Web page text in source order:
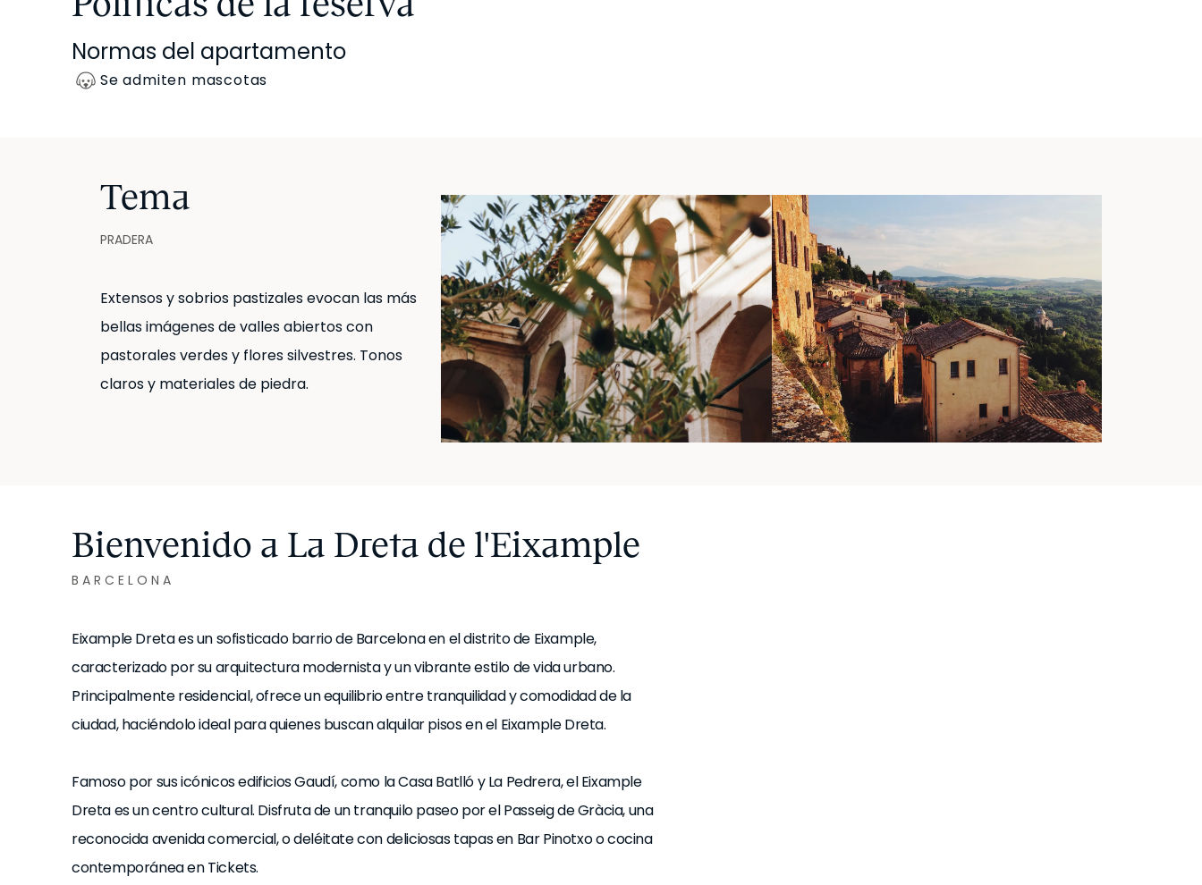
Normas del apartamento
Se admiten mascotas
Tema
PRADERA
Extensos y sobrios pastizales evocan las más
bellas imágenes de valles abiertos con
pastorales verdes y flores silvestres. Tonos
claros y materiales de piedra.
Bienvenido a La Dreta de l'Eixample
BARCELONA
Eixample Dreta es un sofisticado barrio de Barcelona en el distrito de Eixample,
caracterizado por su arquitectura modernista y un vibrante estilo de vida urbano.
Principalmente residencial, ofrece un equilibrio entre tranquilidad y comodidad de la
ciudad, haciéndolo ideal para quienes buscan alquilar pisos en el Eixample Dreta.
Famoso por sus icónicos edificios Gaudí, como la Casa Batlló y La Pedrera, el Eixample
Dreta es un centro cultural. Disfruta de un tranquilo paseo por el Passeig de Gràcia, una
reconocida avenida comercial, o deléitate con deliciosas tapas en Bar Pinotxo o cocina
contemporánea en Tickets.